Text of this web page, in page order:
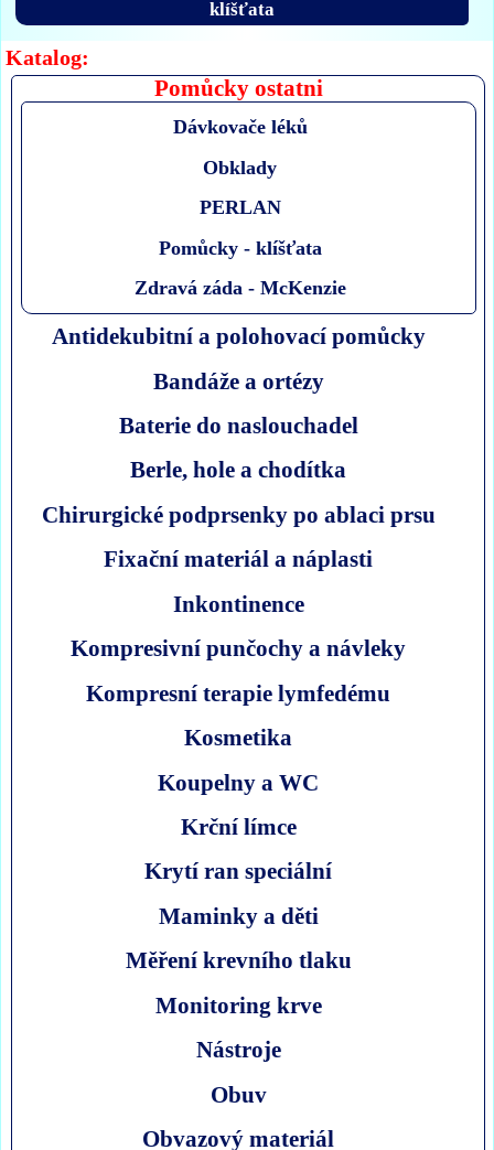
Katalog:
Pomůcky ostatni
Dávkovače léků
Obklady
PERLAN
Pomůcky - klíšťata
Zdravá záda - McKenzie
Antidekubitní a polohovací pomůcky
Bandáže a ortézy
Baterie do naslouchadel
Berle, hole a chodítka
Chirurgické podprsenky po ablaci prsu
Fixační materiál a náplasti
Inkontinence
Kompresivní punčochy a návleky
Kompresní terapie lymfedému
Kosmetika
Koupelny a WC
Krční límce
Krytí ran speciální
Maminky a děti
Měření krevního tlaku
Monitoring krve
Nástroje
Obuv
Obvazový materiál
klíšťata